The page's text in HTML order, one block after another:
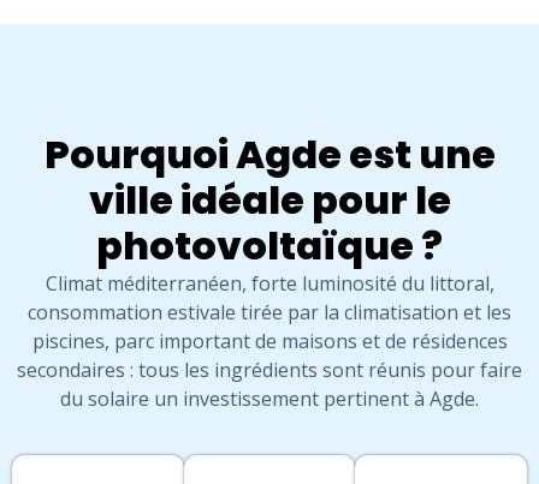
Pourquoi Agde est une
ville idéale pour le
photovoltaïque ?
Climat méditerranéen, forte luminosité du littoral,
consommation estivale tirée par la climatisation et les
piscines, parc important de maisons et de résidences
secondaires : tous les ingrédients sont réunis pour faire
du solaire un investissement pertinent à Agde.